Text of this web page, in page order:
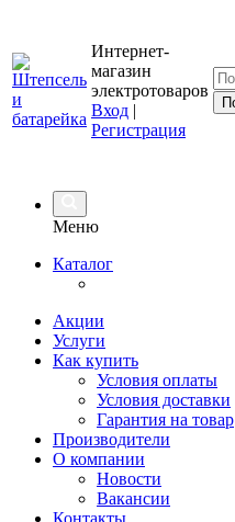
Интернет-
магазин
электротоваров
Вход |
Регистрация
Меню
Каталог
Акции
Услуги
Как купить
Условия оплаты
Условия доставки
Гарантия на товар
Производители
О компании
Новости
Вакансии
Контакты